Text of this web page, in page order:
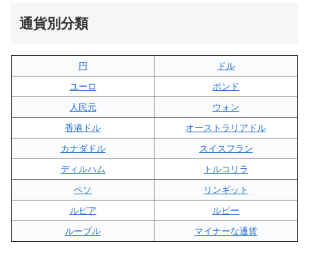
通貨別分類
円
ドル
ユーロ
ポンド
人民元
ウォン
香港ドル
オーストラリアドル
カナダドル
スイスフラン
ディルハム
トルコリラ
ペソ
リンギット
ルピア
ルピー
ルーブル
マイナーな通貨